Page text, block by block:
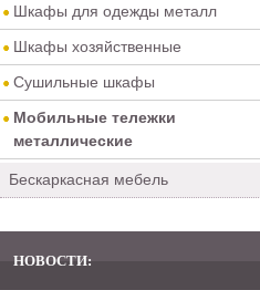
Шкафы для одежды металл
Шкафы хозяйственные
Сушильные шкафы
Мобильные тележки
металлические
Бескаркасная мебель
НОВОСТИ: